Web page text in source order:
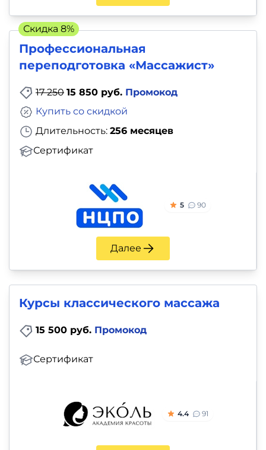
Профессиональная
переподготовка «Массажист»
17 250 15 850 руб. Промокод
Длительность: 256 месяцев
Сертификат
Купить со скидкой
5 90
Далее
Скидка 8%
Курсы классического массажа
15 500 руб. Промокод
Сертификат
4.4 91